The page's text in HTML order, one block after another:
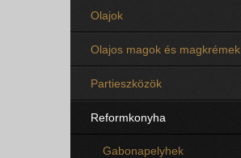
Olajok
Olajos magok és magkrémek
Partieszközök
Reformkonyha
Gabonapelyhek